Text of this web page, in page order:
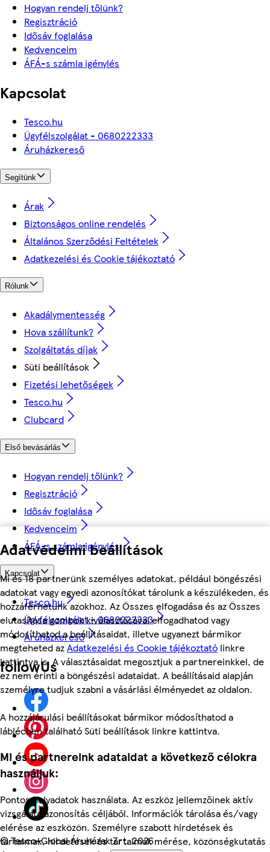
Adatvédelmi beállítások
Mi és 18 partnerünk személyes adatokat, például böngészési
adatokat vagy egyedi azonosítókat tárolunk a készülékeden, és
hozzáférhetünk azokhoz. Az Összes elfogadása és az Összes
elutasítása gombok kiválasztásával elfogadhatod vagy
módosíthatod a beállításaidat, illetve ugyanezt bármikor
megteheted azAdatkezelési és Cookie tájékoztató linkre
kattintva is. A választásaidat megosztjuk a partnereinkkel, de
ez nem érinti a böngészési adataidat. A beállításaid alapján
személyre tudjuk szabni a vásárlási élményedet az oldalon.
A hozzájárulási beállításokat bármikor módosíthatod a
láblécben található Süti beállítások linkre kattintva.
Mi és partnereink adataidat a következő célokra
használjuk:
Pontos helyadatok használata. Az eszköz jellemzőinek aktív
vizsgálata azonosítás céljából. Információk tárolása és/vagy
elérése az eszközön. Személyre szabott hirdetések és
tartalmak, hirdetések és tartalmak mérése, közönségkutatás
Hogyan rendelj tőlünk?
Regisztráció
Idősáv foglalása
Kedvenceim
ÁFÁ-s számla igénylés
Kapcsolat
Tesco.hu
Ügyfélszolgálat - 0680222333
Áruházkereső
Segítünk
Árak
Biztonságos online rendelés
Általános Szerződési Feltételek
Adatkezelési és Cookie tájékoztató
Rólunk
Akadálymentesség
Hova szállítunk?
Szolgáltatás díjak
Süti beállítások
Fizetési lehetőségek
Tesco.hu
Clubcard
Első bevásárlás
Hogyan rendelj tőlünk?
Regisztráció
Idősáv foglalása
Kedvenceim
ÁFÁ-s számla igénylés
Kapcsolat
Tesco.hu
Ügyfélszolgálat - 0680222333
Áruházkereső
followUs
©Tesco-Global Áruházak Zrt. 2026